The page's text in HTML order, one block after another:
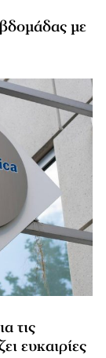
με
τις
ευκαιρίες